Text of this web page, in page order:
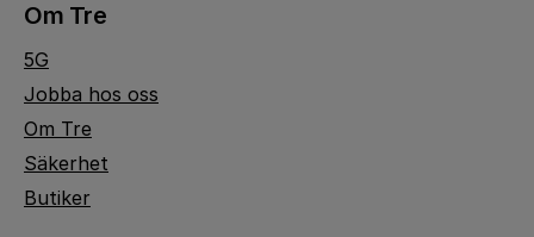
Om Tre
5G
Jobba hos oss
Om Tre
Säkerhet
Butiker